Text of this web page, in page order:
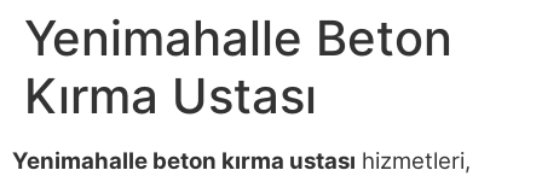
Yenimahalle Beton
Kırma Ustası
Yenimahalle beton kırma ustası hizmetleri,